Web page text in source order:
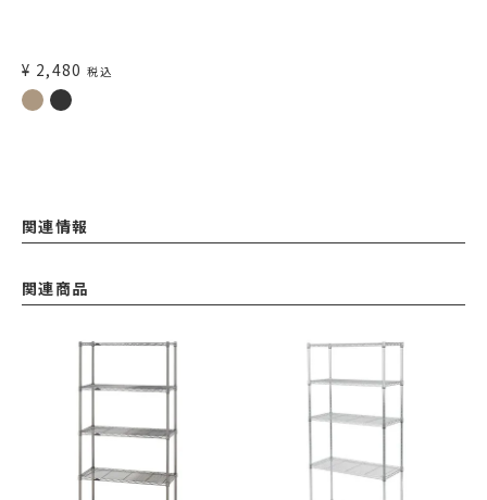
¥ 2,480 税込
関連情報
関連商品